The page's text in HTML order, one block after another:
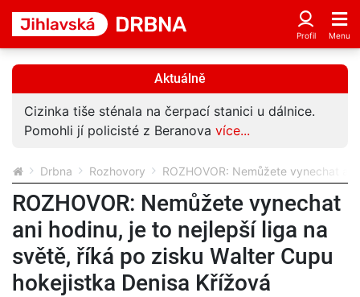
Aktuálně
Cizinka tiše sténala na čerpací stanici u dálnice.
Pomohli jí policisté z Beranova více...
Drbna Rozhovory ROZHOVOR: Nemůžete vynechat
ROZHOVOR: Nemůžete vynechat
ani hodinu, je to nejlepší liga na
světě, říká po zisku Walter Cupu
hokejistka Denisa Křížová